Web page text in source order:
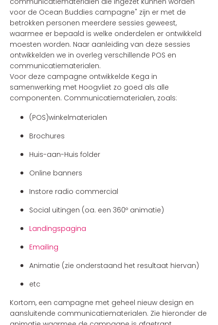
voor de Ocean Buddies campagne" zijn er met de
betrokken personen meerdere sessies geweest,
waarmee er bepaald is welke onderdelen er ontwikkeld
moesten worden. Naar aanleiding van deze sessies
ontwikkelden we in overleg verschillende POS en
communicatiematerialen.
Voor deze campagne ontwikkelde Kega in
samenwerking met Hoogvliet zo goed als alle
componenten. Communicatiematerialen, zoals:
(POS)winkelmaterialen
Brochures
Huis-aan-Huis folder
Online banners
Instore radio commercial
Social uitingen (oa. een 360º animatie)
Landingspagina
Emailing
Animatie (zie onderstaand het resultaat hiervan)
etc
Kortom, een campagne met geheel nieuw design en
aansluitende communicatiematerialen. Zie hieronder de